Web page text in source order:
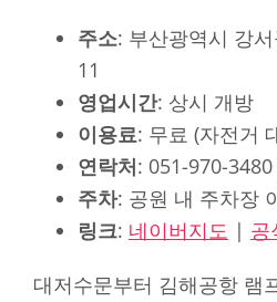
주소: 부산광역시 강
11
영업시간: 상시 개방
이용료: 무료 (자전거
연락처: 051-970-
주차: 공원 내 주차장
링크: 네이버지도 | 공
대저수문부터 김해공항 램